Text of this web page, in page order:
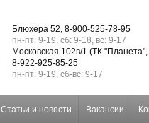
Блюхера 52, 8-900-525-78-95
пн-пт: 9-19, сб: 9-18, вс: 9-17
Московская 102в/1 (ТК
8-922-925-85-25
пн-пт: 9-19, сб-вс: 9-17
Статьи и новости Вакансии